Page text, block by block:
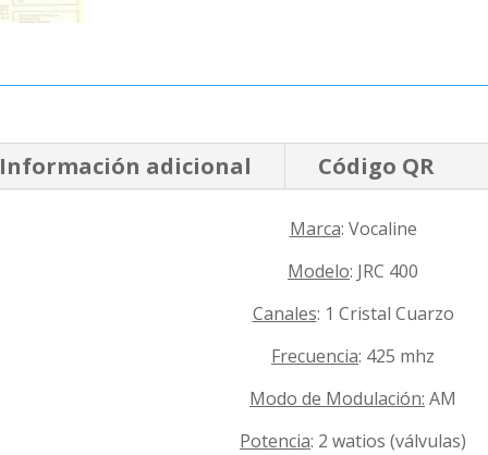
Información adicional Código QR
Marca: Vocaline
Modelo: JRC 400
Canales: 1 Cristal Cuarzo
Frecuencia: 425 mhz
Modo de Modulación: AM
Potencia: 2 watios (válvulas)